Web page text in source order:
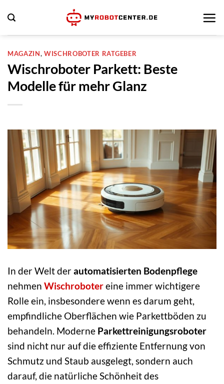
Inhalt
springen
MAGAZIN,WISCHROBOTER RATGEBER
Wischroboter Parkett: Beste
Modelle für mehr Glanz
In der Welt derautomatisierten Bodenpflege
nehmen Wischrobotereine immer wichtigere
Rolle ein, insbesondere wenn es darum geht,
empfindliche Oberflächen wie Parkettböden zu
behandeln. Moderne Parkettreinigungsroboter
sind nicht nur auf die effiziente Entfernung von
Schmutz und Staub ausgelegt, sondern auch
darauf, die natürliche Schönheit des